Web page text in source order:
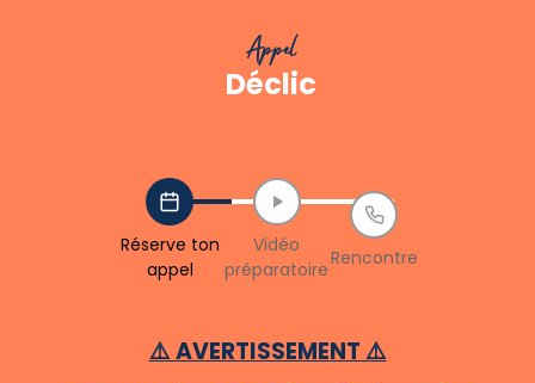
Appel
Déclic
Réserve ton
appel
Vidéo
préparatoire
Rencontre
⚠️ AVERTISSEMENT ⚠️